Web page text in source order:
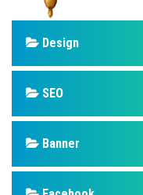
Design
SEO
Banner